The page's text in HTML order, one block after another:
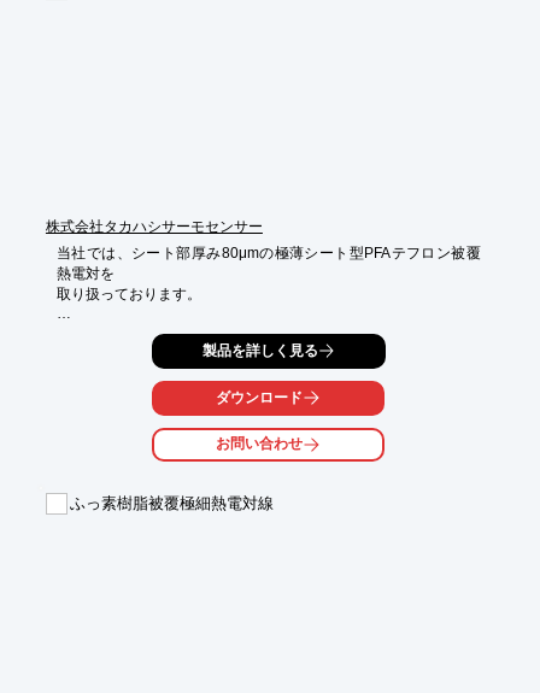
株式会社タカハシサーモセンサー
当社では、シート部厚み80μmの極薄シート型PFAテフロン被覆
熱電対を
取り扱っております。
熱電対部板厚も50μmのため高速応答の測定が可能。
また、フィルムシート部寸法はご指定寸法にて製作が可能です。
■熱電対種類：K熱電対、T熱電対
■熱電対素線外径：φ0.2mm
■精度：JISクラス1or2
■測温範囲：～200℃
■端末処理：端子・コネクター等
製品を詳しく見る
ダウンロード
お問い合わせ
ふっ素樹脂被覆極細熱電対線